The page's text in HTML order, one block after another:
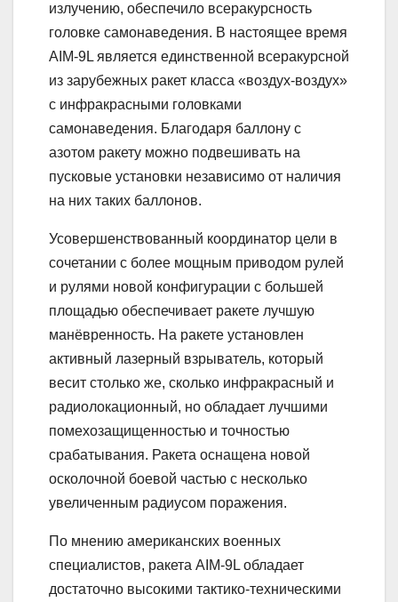
излучению, обеспечило всеракурсность
головке самонаведения. В настоящее время
AIM-9L является единственной всеракурсной
из зарубежных ракет класса «воздух-воздух»
с инфракрасными головками
самонаведения. Благодаря баллону с
азотом ракету можно подвешивать на
пусковые установки независимо от наличия
на них таких баллонов.
Усовершенствованный координатор цели в
сочетании с более мощным приводом рулей
и рулями новой конфигурации с большей
площадью обеспечивает ракете лучшую
манёвренность. На ракете установлен
активный лазерный взрыватель, который
весит столько же, сколько инфракрасный и
радиолокационный, но обладает лучшими
помехозащищенностью и точностью
срабатывания. Ракета оснащена новой
осколочной боевой частью с несколько
увеличенным радиусом поражения.
По мнению американских военных
специалистов, ракета AIM-9L обладает
достаточно высокими тактико-техническими